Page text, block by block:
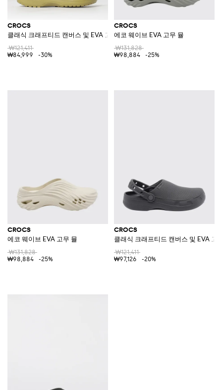
CROCS
클래식 크래프티드 캔버스 및 EVA 고무 클로그
₩121,411
₩84,999
-30%
CROCS
에코 웨이브 EVA 고무 뮬
₩131,828
₩98,884
-25%
CROCS
에코 웨이브 EVA 고무 뮬
₩131,828
₩98,884
-25%
CROCS
클래식 크래프티드 캔버스 및 EVA 고
₩121,411
₩97,126
-20%